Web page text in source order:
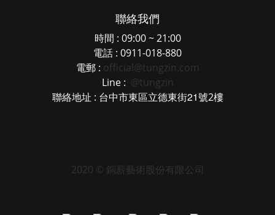
聯絡我們
時間 : 09:00 ~ 21:00
電話 : 0911-018-880
電郵 : official@tungzin.com
Line : @tungzin
聯絡地址 : 台中市東區立德東街21號2樓
2020 © 銅薪藝術股份有限公司